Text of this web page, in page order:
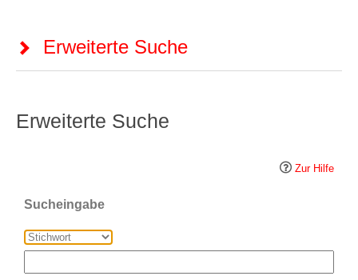
Erweiterte Suche
Erweiterte Suche
Zur Hilfe
Sucheingabe